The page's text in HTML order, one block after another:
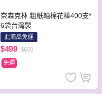
奈森克林 粗紙軸棉花棒400支*
6袋台灣製
此商品免運
$499 $699
免運